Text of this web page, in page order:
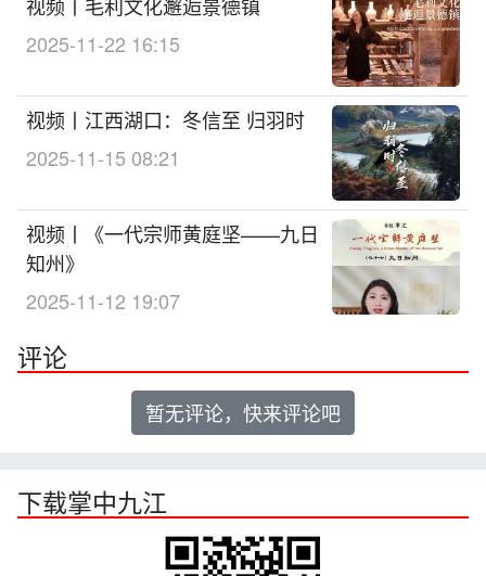
2025-11-22 16:15
视频丨江西湖口：冬信至 归羽时
2025-11-15 08:21
视频丨《一代宗师黄庭坚——九日
知州》
2025-11-12 19:07
评论
暂无评论，快来评论吧
下载掌中九江